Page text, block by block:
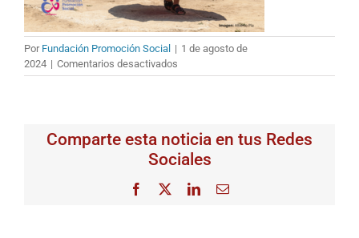
Por Fundación Promoción Social | 1 de agosto de
2024 | Comentarios desactivados
Memoria_Annual
Comparte esta noticia en tus Redes
Sociales
Facebook LinkedInCorreo